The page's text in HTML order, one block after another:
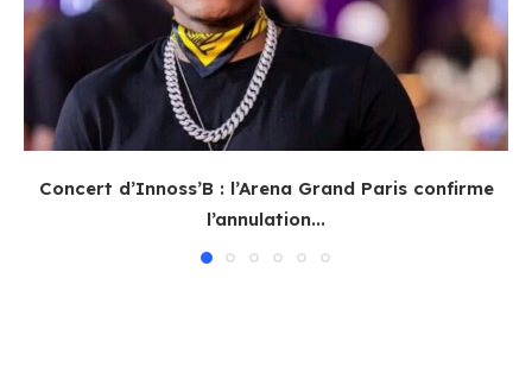
Concert d’Innoss’B : l’Arena Grand Paris confirme
l’annulation...